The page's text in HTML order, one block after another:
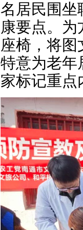
名居民围坐
康要点。
座椅，将
特意为老年
家标记重点